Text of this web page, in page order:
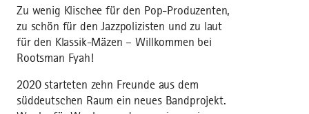
Zu wenig Klischee für den Pop-Produzenten,
zu schön für den Jazzpolizisten und zu laut
für den Klassik-Mäzen – Willkommen bei
Rootsman Fyah!
2020 starteten zehn Freunde aus dem
süddeutschen Raum ein neues Bandprojekt.